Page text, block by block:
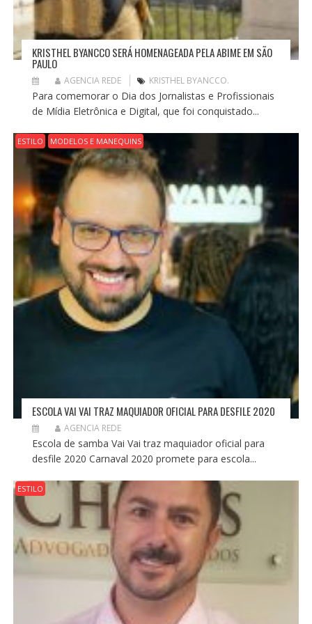
KRISTHEL BYANCCO SERÁ HOMENAGEADA PELA ABIME EM SÃO
PAULO
AGENCIA REDE KRISTHEL BYANCCO.
Para comemorar o Dia dos Jornalistas e Profissionais
de Mídia Eletrônica e Digital, que foi conquistado...
ESTILO MODELOS E MANEQUINS
ESCOLA VAI VAI TRAZ MAQUIADOR OFICIAL PARA DESFILE 2020
AGENCIA REDE
Escola de samba Vai Vai traz maquiador oficial para
desfile 2020 Carnaval 2020 promete para escola...
ESTILO